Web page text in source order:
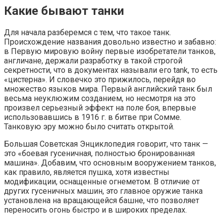
Какие бывают танки
Для начала разберемся с тем, что такое танк.
Происхождение названия довольно известно и забавно:
в Первую мировую войну первые изобретатели танков,
англичане, держали разработку в такой строгой
секретности, что в документах называли его tank, то есть
«цистерна». И словечко это прижилось, перейдя во
множество языков мира. Первый английский танк был
весьма неуклюжим созданием, но несмотря на это
произвел серьезный эффект на поле боя, впервые
использовавшись в 1916 г. в битве при Сомме.
Танковую эру можно было считать открытой.
Большая Советская Энциклопедия говорит, что танк —
это «боевая гусеничная, полностью бронированная
машина». Добавим, что основным вооружением танков,
как правило, является пушка, хотя известны
модификации, оснащенные огнеметом. В отличие от
других гусеничных машин, это главное оружие танка
установлена на вращающейся башне, что позволяет
переносить огонь быстро и в широких пределах.